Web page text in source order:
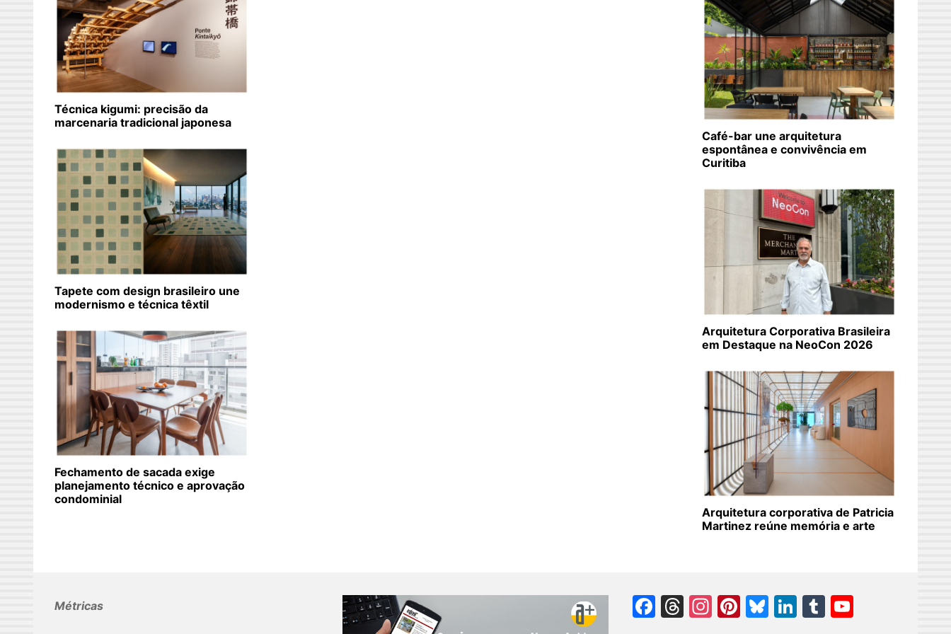
Técnica kigumi: precisão da
marcenaria tradicional japonesa
Tapete com design brasileiro une
modernismo e técnica têxtil
Fechamento de sacada exige
planejamento técnico e aprovação
condominial
Café-bar une arquitetura
espontânea e convivência em
Curitiba
Arquitetura Corporativa Brasileira
em Destaque na NeoCon 2026
Arquitetura corporativa de Patricia
Martinez reúne memória e arte
Métricas Facebook
Threads
Instagram
Pinterest
Bluesky
LinkedIn
Tumblr